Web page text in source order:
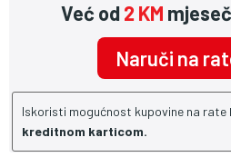
Već od2 KM
Naruči na
Iskoristi mogućnost kupovine na rate
kreditnom karticom.